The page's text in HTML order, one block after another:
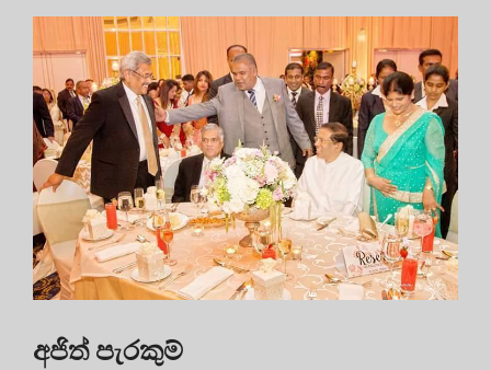
අජිත් පැරකුම්